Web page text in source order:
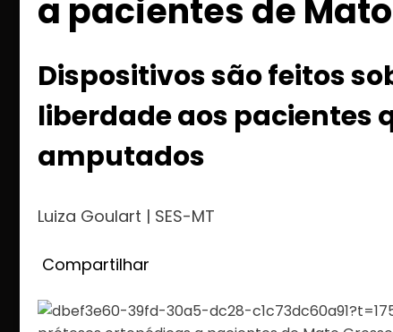
a pacientes de
Dispositivos são feitos
liberdade aos pacientes
amputados
Luiza Goulart | SES-MT
Compartilhar